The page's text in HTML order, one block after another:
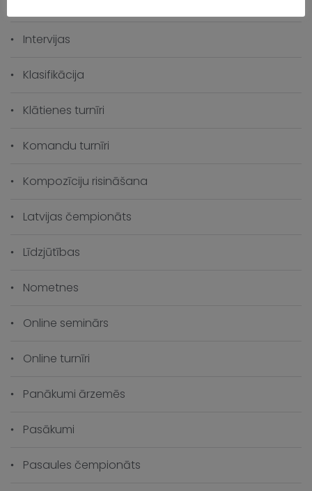
Intervijas
Klasifikācija
Klātienes turnīri
Komandu turnīri
Kompozīciju risināšana
Latvijas čempionāts
Līdzjūtības
Nometnes
Online seminārs
Online turnīri
Panākumi ārzemēs
Pasākumi
Pasaules čempionāts